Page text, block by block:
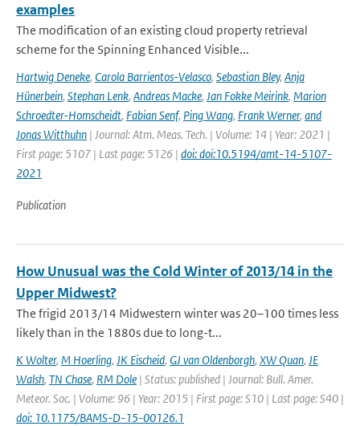
examples
The modification of an existing cloud property retrieval
scheme for the Spinning Enhanced Visible...
Hartwig Deneke, Carola Barrientos-Velasco, Sebastian Bley, Anja
Hünerbein, Stephan Lenk, Andreas Macke, Jan Fokke Meirink, Marion
Schroedter-Homscheidt, Fabian Senf, Ping Wang, Frank Werner, and
Jonas Witthuhn | Journal: Atm. Meas. Tech. | Volume: 14 | Year: 2021 |
First page: 5107 | Last page: 5126 | doi: doi:10.5194/amt-14-5107-
2021
Publication
How Unusual was the Cold Winter of 2013/14 in the
Upper Midwest?
The frigid 2013/14 Midwestern winter was 20–100 times less
likely than in the 1880s due to long-t...
K Wolter, M Hoerling, JK Eischeid, GJ van Oldenborgh, XW Quan, JE
Walsh, TN Chase, RM Dole | Status: published | Journal: Bull. Amer.
Meteor. Soc. | Volume: 96 | Year: 2015 | First page: S10 | Last page: S40 |
doi: 10.1175/BAMS-D-15-00126.1